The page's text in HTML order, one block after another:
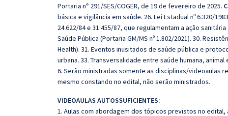
Portaria n° 291/SES/COGER, de 19 de fevereiro de 2025.
básica e vigilância em saúde. 26. Lei Estadual nº 6.320/
24.622/84 e 31.455/87, que regulamentam a ação sanitária
Saúde Pública (Portaria GM/MS nº 1.802/2021). 30.
Health). 31. Eventos inusitados de saúde pública e
urbana. 33. Transversalidade entre saúde humana, animal
6. Serão ministradas somente as disciplinas/videoaulas
mesmo constando no edital, não serão ministrados.
VIDEOAULAS AUTOSSUFICIENTES:
1. Aulas com abordagem dos tópicos previstos no